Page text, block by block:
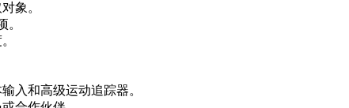
。
。
入和高级运动追踪器。